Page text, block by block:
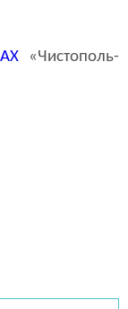
«Чистополь-